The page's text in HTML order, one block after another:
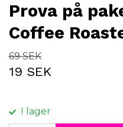
Prova på
Coffee
69 SEK
19 SEK
I lager